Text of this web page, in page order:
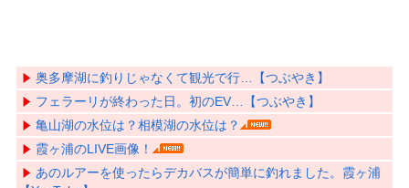
奥多摩湖に釣りじゃなくて観光で行…【つぶやき】
フェラーリが終わった日。初のEV…【つぶやき】
亀山湖の水位は？相模湖の水位は？
霞ヶ浦のLIVE画像！
あのルアーを使ったらデカバスが簡単に釣れました。霞ヶ浦